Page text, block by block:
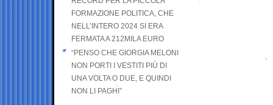
FORMAZIONE POLITICA, CHE
NELL’INTERO 2024 SI ERA
FERMATA A 212MILA EURO
“PENSO CHE GIORGIA MELONI
NON PORTI I VESTITI PIÙ DI
UNA VOLTA O DUE, E QUINDI
NON LI PAGHI”